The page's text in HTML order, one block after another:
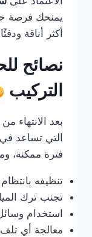
يمنحك فرصة
أكثر أناقة
نصائح
التركيب
بعد الانتهاء
التي تساعد
فترة ممكنة،
تنظيفه
تجنب ترك
استخدام
معالجة أي